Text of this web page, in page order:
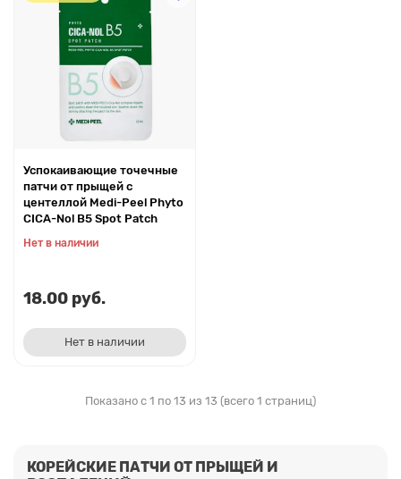
Успокаивающие точечные
патчи от прыщей с
центеллой Medi-Peel Phyto
CICA-Nol B5 Spot Patch
Нет в наличии
18.00 руб.
Нет в наличии
Показано с 1 по 13 из 13 (всего 1 страниц)
КОРЕЙСКИЕ ПАТЧИ ОТ ПРЫЩЕЙ И